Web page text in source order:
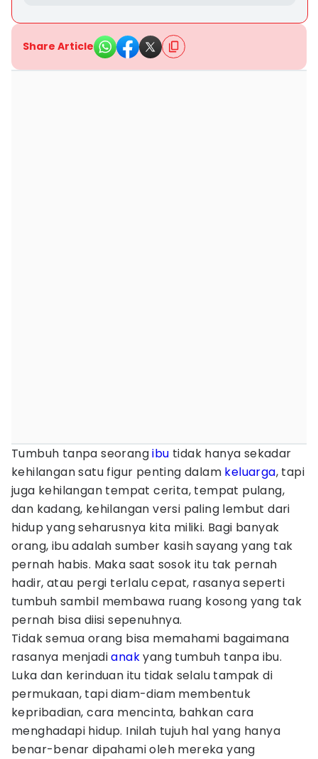
Share Article
Tumbuh tanpa seorangibu tidak hanya sekadar
kehilangan satu figur penting dalam keluarga, tapi
juga kehilangan tempat cerita, tempat pulang,
dan kadang, kehilangan versi paling lembut dari
hidup yang seharusnya kita miliki. Bagi banyak
orang, ibu adalah sumber kasih sayang yang tak
pernah habis. Maka saat sosok itu tak pernah
hadir, atau pergi terlalu cepat, rasanya seperti
tumbuh sambil membawa ruang kosong yang tak
pernah bisa diisi sepenuhnya.
Tidak semua orang bisa memahami bagaimana
rasanya menjadianakyang tumbuh tanpa ibu.
Luka dan kerinduan itu tidak selalu tampak di
permukaan, tapi diam-diam membentuk
kepribadian, cara mencinta, bahkan cara
menghadapi hidup. Inilah tujuh hal yang hanya
benar-benar dipahami oleh mereka yang